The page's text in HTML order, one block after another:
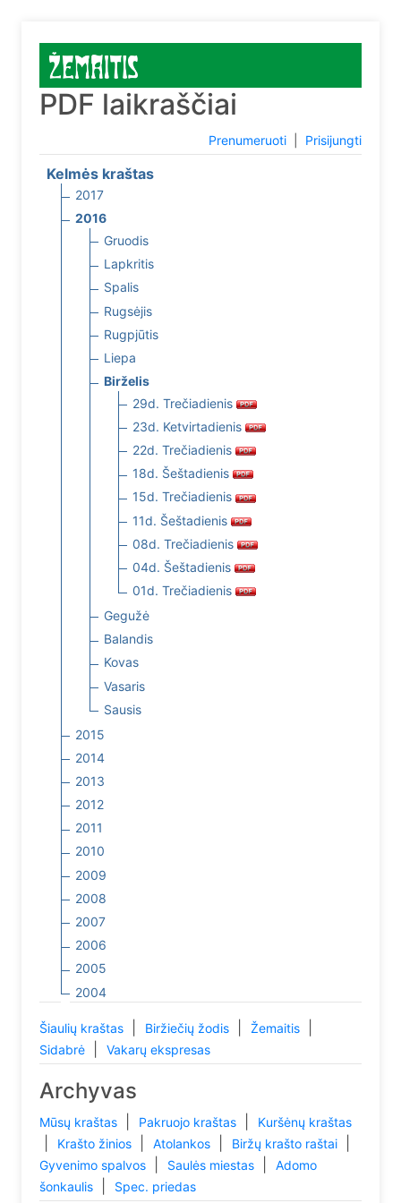
PDF laikraščiai
Prenumeruoti Prisijungti
Kelmės kraštas
2017
2016
Gruodis
Lapkritis
Spalis
Rugsėjis
Rugpjūtis
Liepa
Birželis
29d. Trečiadienis
23d. Ketvirtadienis
22d. Trečiadienis
18d. Šeštadienis
15d. Trečiadienis
11d. Šeštadienis
08d. Trečiadienis
04d. Šeštadienis
01d. Trečiadienis
Gegužė
Balandis
Kovas
Vasaris
Sausis
2015
2014
2013
2012
2011
2010
2009
2008
2007
2006
2005
2004
Šiaulių kraštas Biržiečių žodis Žemaitis
Sidabrė Vakarų ekspresas
Archyvas
Mūsų kraštas Pakruojo kraštas Kuršėnų kraštas
Krašto žinios Atolankos Biržų krašto raštai
Gyvenimo spalvos Saulės miestas
Adomo
šonkaulis
Spec. priedas